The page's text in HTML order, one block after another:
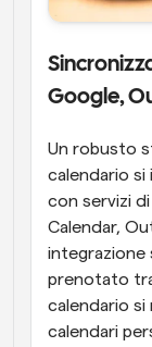
Google,
Un robusto
calendario si
con servizi
Calendar,
integrazione
prenotato
calendario
calendari